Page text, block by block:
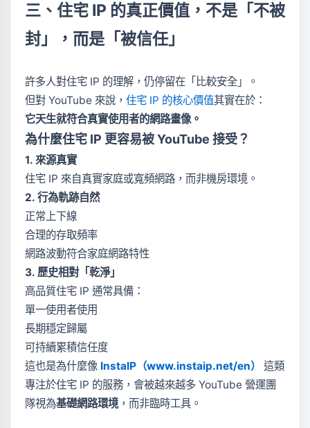
三、住宅 IP 的真正價值，不是「不被
封」，而是「被信任」
許多人對住宅 IP 的理解，仍停留在「比較安全」。
但對 YouTube 來說， 住宅 IP 的核心價值其實在於：
它天生就符合真實使用者的網路畫像。
為什麼住宅 IP 更容易被 YouTube 接受？
1. 來源真實
住宅 IP 來自真實家庭或寬頻網路，而非機房環境。
2. 行為軌跡自然
正常上下線
合理的存取頻率
網路波動符合家庭網路特性
3. 歷史相對「乾淨」
高品質住宅 IP 通常具備：
單一使用者使用
長期穩定歸屬
可持續累積信任度
這也是為什麼像 InstaIP（www.instaip.net/en）
這類
專注於住宅 IP 的服務，會被越來越多 YouTube 營運團
隊視為基礎網路環境，而非臨時工具。